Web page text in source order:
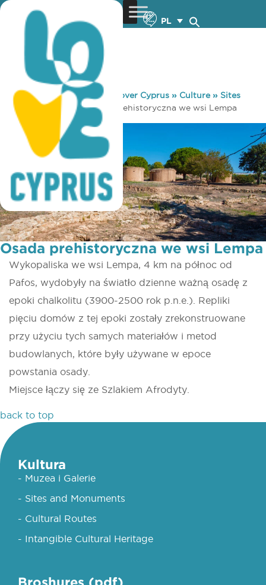
PL
You are here: Home »Discover Cyprus » Culture» Sites
and Monuments »Osada prehistoryczna we wsi Lempa
Osada prehistoryczna we wsi Lempa
Wykopaliska we wsi Lempa, 4 km na północ od
Pafos, wydobyły na światło dzienne ważną osadę z
epoki chalkolitu (3900-2500 rok p.n.e.). Repliki
pięciu domów z tej epoki zostały zrekonstruowane
przy użyciu tych samych materiałów i metod
budowlanych, które były używane w epoce
powstania osady.
Miejsce łączy się ze Szlakiem Afrodyty.
back to top
Kultura
- Muzea i Galerie
- Sites and Monuments
- Cultural Routes
- Intangible Cultural Heritage
Broshures (pdf)